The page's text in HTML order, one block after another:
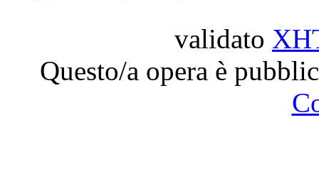
validato
Questo/a opera è